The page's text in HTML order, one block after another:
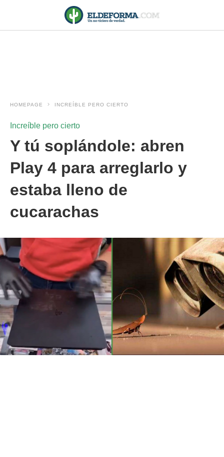
HOMEPAGE INCREÍBLE PERO CIERTO
Increíble pero cierto
Y tú soplándole: abren
Play 4 para arreglarlo y
estaba lleno de
cucarachas